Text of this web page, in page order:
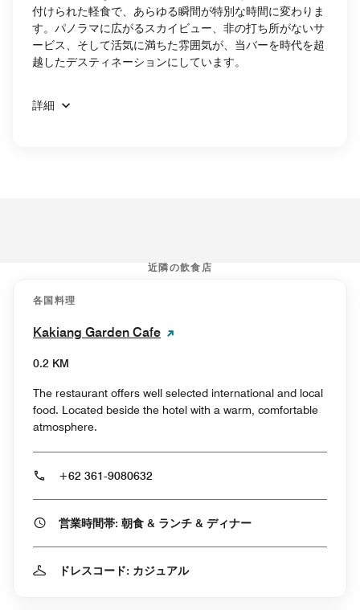
付けられた軽食で、あらゆる瞬間が特別な時間に変わりま
す。パノラマに広がるスカイビュー、非の打ち所がないサ
ービス、そして活気に満ちた雰囲気が、当バーを時代を超
越したデスティネーションにしています。
詳細
近隣の飲食店
各国料理
Kakiang Garden Cafe
0.2 KM
The restaurant offers well selected international and local
food. Located beside the hotel with a warm, comfortable
atmosphere.
+62 361-9080632
営業時間帯: 朝食 & ランチ & ディナー
ドレスコード: カジュアル